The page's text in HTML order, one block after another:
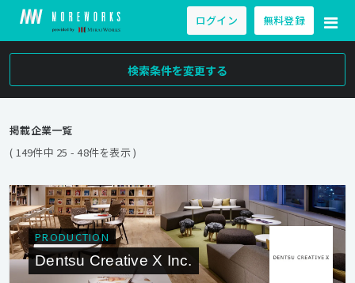
ログイン 無料登録
検索条件を変更する
掲載企業一覧
( 149件中 25 - 48件を表示 )
PRODUCTION
Dentsu Creative X Inc.